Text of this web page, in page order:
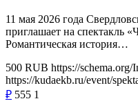
11 мая 2026 года
приглашает на спектакль
Романтическая история…
500 RUB https://schema.org/
https://kudaekb.ru/event/
₽ 555 1